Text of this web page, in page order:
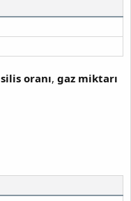
silis oranı, gaz miktarı